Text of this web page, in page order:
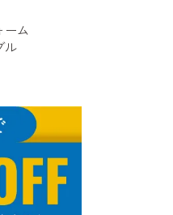
ーム
ル